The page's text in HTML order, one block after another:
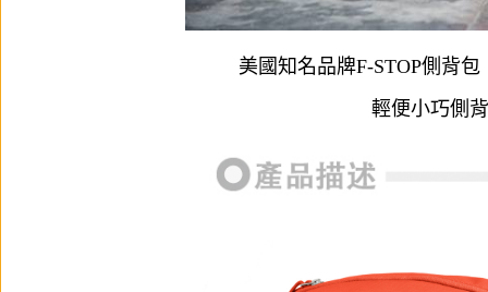
美國知名品牌F-STOP側背
輕便小巧側